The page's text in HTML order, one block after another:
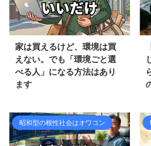
家は買えるけど、環境は買
えない。でも「環境ごと選
べる人」になる方法はあり
ます
意味？ 「家は買えるけど、環境
は買えない」 聞いたことがある
人も多いと思います。 どんなに
昭和型の根性社会はオワコン